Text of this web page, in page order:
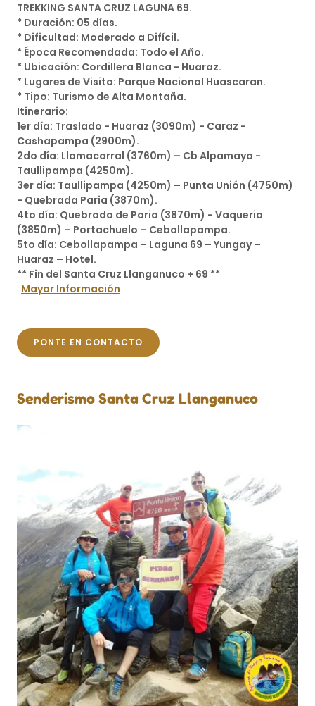
TREKKING SANTA CRUZ LAGUNA 69.
* Duración: 05 días.
* Dificultad: Moderado a Difícil.
* Época Recomendada: Todo el Año.
* Ubicación: Cordillera Blanca - Huaraz.
* Lugares de Visita: Parque Nacional Huascaran.
* Tipo: Turismo de Alta Montaña.
Itinerario:
1er día: Traslado - Huaraz (3090m) - Caraz -
Cashapampa (2900m).
2do día: Llamacorral (3760m) – Cb Alpamayo -
Taullipampa (4250m).
3er día: Taullipampa (4250m) – Punta Unión (4750m)
- Quebrada Paria (3870m).
4to día: Quebrada de Paria (3870m) - Vaqueria
(3850m) – Portachuelo – Cebollapampa.
5to día: Cebollapampa – Laguna 69 – Yungay –
Huaraz – Hotel.
** Fin del Santa Cruz Llanganuco + 69 **
Mayor Información
PONTE EN CONTACTO
Senderismo Santa Cruz Llanganuco